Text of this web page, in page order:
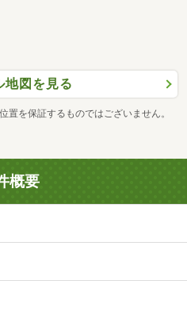
地図を見る
置を保証するものではございません。
概要